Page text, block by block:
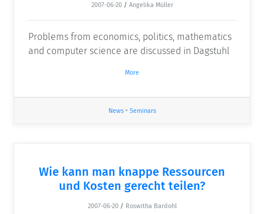
2007-06-20 / Angelika Müller
Problems from economics, politics, mathematics
and computer science are discussed in Dagstuhl
More
News• Seminars
Wie kann man knappe Ressourcen
und Kosten gerecht teilen?
2007-06-20 / Roswitha Bardohl